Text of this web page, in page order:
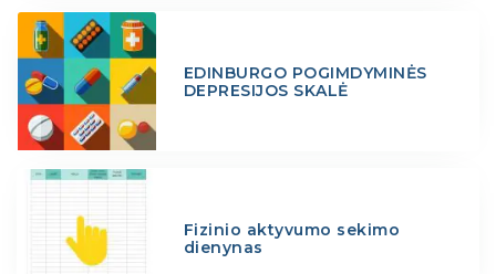
EDINBURGO POGIMDYMINĖS
DEPRESIJOS SKALĖ
Fizinio aktyvumo sekimo
dienynas